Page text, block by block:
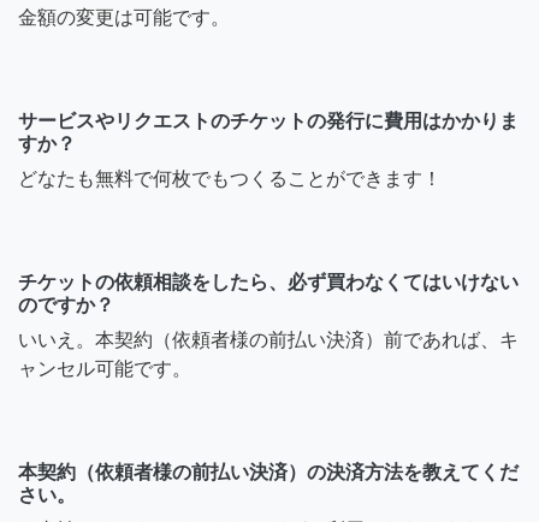
金額の変更は可能です。
サービスやリクエストのチケットの発行に費用はかかりま
すか？
どなたも無料で何枚でもつくることができます！
チケットの依頼相談をしたら、必ず買わなくてはいけない
のですか？
いいえ。本契約（依頼者様の前払い決済）前であれば、キ
ャンセル可能です。
本契約（依頼者様の前払い決済）の決済方法を教えてくだ
さい。